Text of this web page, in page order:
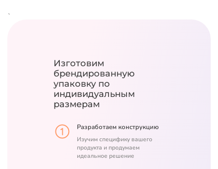
`
Изготовим
брендированную
упаковку по
индивидуальным
размерам
Разработаем конструкцию
Изучим специфику вашего
продукта и продумаем
идеальное решение